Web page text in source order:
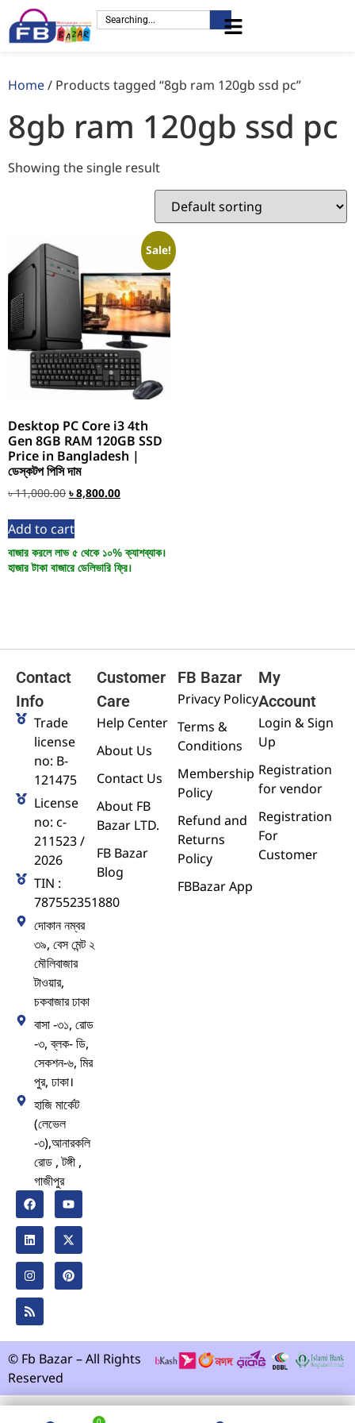
Home/ Products tagged “8gb ram 120gb ssd pc”
8gb ram 120gb ssd pc
Showing the single result
Sale!
Desktop PC Core i3 4th
Gen 8GB RAM 120GB SSD
Price in Bangladesh |
ডেস্কটপ পিসি দাম
৳11,000.00 ৳8,800.00
Add to cart
বাজার করলে লাভ ৫ থেকে ১০% ক্যাশব্যাক।
হাজার টাকা বাজারে ডেলিভারি ফ্রি।
Contact
Info
Trade
license
no: B-
121475
License
no: c-
211523 /
2026
TIN :
787552351880
দোকান নম্বর
৩৯, বেস মেন্ট ২
মৌলিবাজার
টাওয়ার,
চকবাজার ঢাকা
বাসা -৩১, রোড
-৩, ব্লক- ডি,
সেকশন-৬, মির
পুর, ঢাকা।
হাজি মার্কেট
(লেভেল
-৩),আনারকলি
রোড , টঙ্গী ,
গাজীপুর
Customer
Care
Help Center
About Us
Contact Us
About FB
Bazar LTD.
FB Bazar
Blog
FB Bazar
Privacy Policy
Terms &
Conditions
Membership
Policy
Refund and
Returns
Policy
FBBazar App
My
Account
Login & Sign
Up
Registration
for vendor
Registration
For
Customer
© Fb Bazar – All Rights
Reserved